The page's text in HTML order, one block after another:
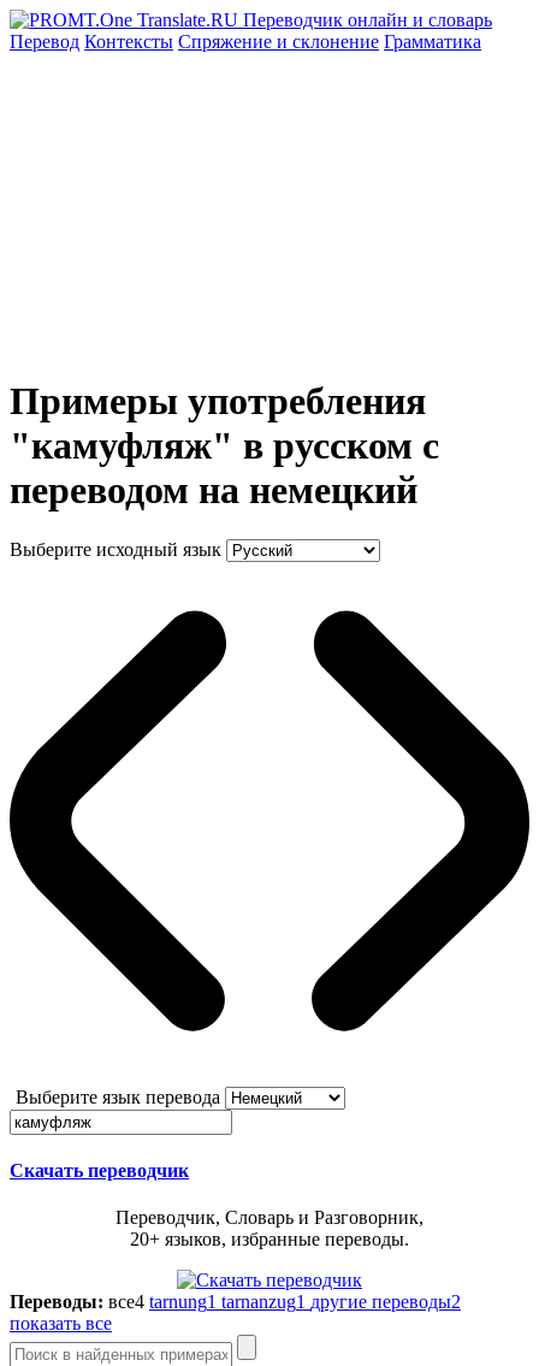
Перевод Контексты Спряжение и склонение Грамматика
Примеры употребления
"камуфляж" в русском с
переводом на немецкий
Выберите исходный язык
Выберите язык перевода
Скачать переводчик
Переводчик, Словарь и Разговорник,
20+ языков, избранные переводы.
Переводы: все4 tarnung1 tarnanzug1 другие переводы2
показать все